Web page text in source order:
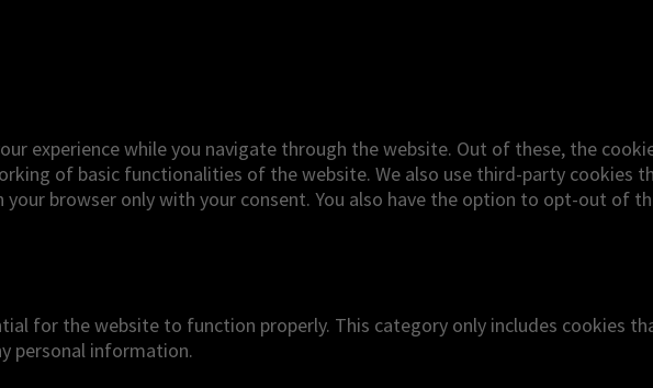
experience while you navigate through the website. Out of these, the
of basic functionalities of the website. We also use third-party cookies
your browser only with your consent. You also have the option to opt-out of
for the website to function properly. This category only includes cookies
personal information.